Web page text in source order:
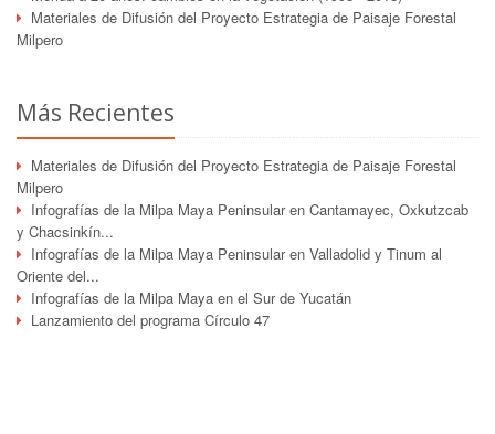
Materiales de Difusión del Proyecto Estrategia de Paisaje Forestal
Milpero
Más Recientes
Materiales de Difusión del Proyecto Estrategia de Paisaje Forestal
Milpero
Infografías de la Milpa Maya Peninsular en Cantamayec, Oxkutzcab
y Chacsinkín...
Infografías de la Milpa Maya Peninsular en Valladolid y Tinum al
Oriente del...
Infografías de la Milpa Maya en el Sur de Yucatán
Lanzamiento del programa Círculo 47